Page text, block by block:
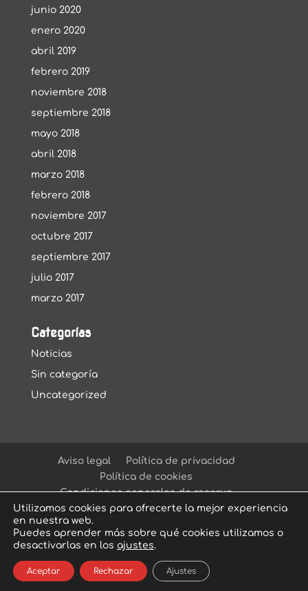
junio 2020
enero 2020
abril 2019
febrero 2019
noviembre 2018
septiembre 2018
mayo 2018
abril 2018
marzo 2018
febrero 2018
noviembre 2017
octubre 2017
septiembre 2017
julio 2017
marzo 2017
Categorías
Noticias
Sin categoría
Uncategorized
Aviso legal
Política de privacidad
Política de cookies
Condiciones generales de reserva
© Arcadia Escape Room| Escape Room en
Sevilla
Utilizamos cookies para ofrecerte la mejor experiencia
en nuestra web.
Puedes aprender más sobre qué cookies utilizamos o
desactivarlas en los ajustes.
Aceptar Rechazar Ajustes